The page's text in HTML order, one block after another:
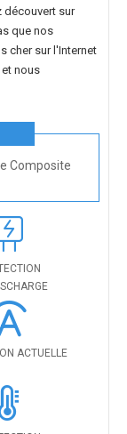
découvert sur
que nos
cher sur l'Internet
nous
Composite
ACTUELLE